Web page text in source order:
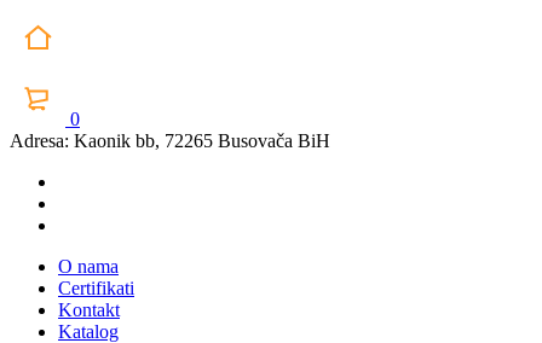
0
Adresa: Kaonik bb, 72265 Busovača BiH
O nama
Certifikati
Kontakt
Katalog